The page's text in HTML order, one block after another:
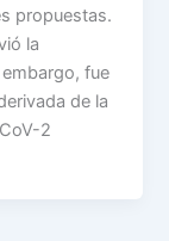
propuestas.
la
fue
de la
2